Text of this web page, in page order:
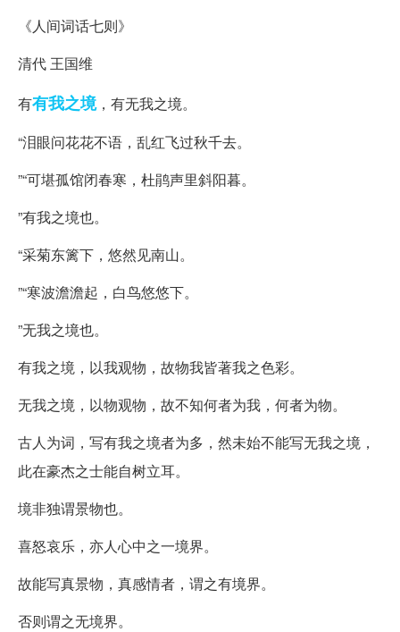
《人间词话七则》
清代 王国维
有有我之境，有无我之境。
“泪眼问花花不语，乱红飞过秋千去。
”“可堪孤馆闭春寒，杜鹃声里斜阳暮。
”有我之境也。
“采菊东篱下，悠然见南山。
”“寒波澹澹起，白鸟悠悠下。
”无我之境也。
有我之境，以我观物，故物我皆著我之色彩。
无我之境，以物观物，故不知何者为我，何者为物。
古人为词，写有我之境者为多，然未始不能写无我之境，
此在豪杰之士能自树立耳。
境非独谓景物也。
喜怒哀乐，亦人心中之一境界。
故能写真景物，真感情者，谓之有境界。
否则谓之无境界。